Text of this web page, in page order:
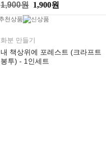
1,900원 1,900원
화분 만들기
내 책상위에 포레스트 (크라프트
봉투) - 1인세트